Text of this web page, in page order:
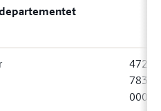
472
783
000